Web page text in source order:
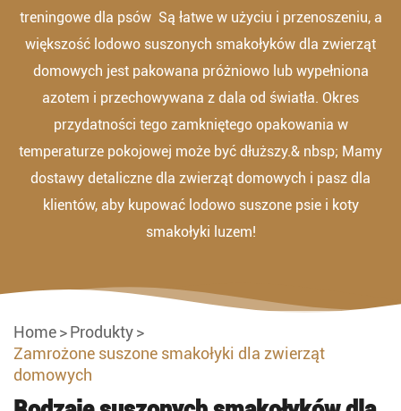
treningowe dla psów Są łatwe w użyciu i przenoszeniu, a
większość lodowo suszonych smakołyków dla zwierząt
domowych jest pakowana próżniowo lub wypełniona
azotem i przechowywana z dala od światła. Okres
przydatności tego zamkniętego opakowania w
temperaturze pokojowej może być dłuższy.& nbsp; Mamy
dostawy detaliczne dla zwierząt domowych i pasz dla
klientów, aby kupować lodowo suszone psie i koty
smakołyki luzem!
Home
Produkty
Zamrożone suszone smakołyki dla zwierząt
domowych